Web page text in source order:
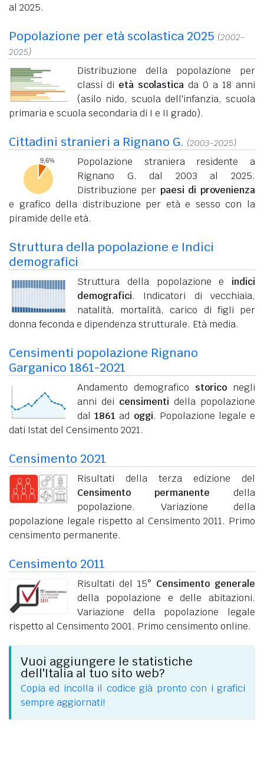
al 2025.
Popolazione per età scolastica 2025 (2002-
2025)
Distribuzione della popolazione per
classi di età scolastica da 0 a 18 anni
(asilo nido, scuola dell'infanzia, scuola
primaria e scuola secondaria di I e II grado).
Cittadini stranieri a Rignano G. (2003-2025)
Popolazione straniera residente a
Rignano G. dal 2003 al 2025.
Distribuzione per paesi di provenienza
e grafico della distribuzione per età e sesso con la
piramide delle età.
Struttura della popolazione e Indici
demografici
Struttura della popolazione e indici
demografici. Indicatori di vecchiaia,
natalità, mortalità, carico di figli per
donna feconda e dipendenza strutturale. Età media.
Censimenti popolazione Rignano
Garganico 1861-2021
Andamento demografico storico negli
anni dei censimenti della popolazione
dal1861 ad oggi. Popolazione legale e
dati Istat del Censimento 2021.
Censimento 2021
Risultati della terza edizione del
Censimento permanente della
popolazione. Variazione della
popolazione legale rispetto al Censimento 2011. Primo
censimento permanente.
Censimento 2011
Risultati del 15° Censimento generale
della popolazione e delle abitazioni.
Variazione della popolazione legale
rispetto al Censimento 2001. Primo censimento online.
Vuoi aggiungere le statistiche
dell'Italia al tuo sito web?
Copia ed incolla il codice già pronto con i grafici
sempre aggiornati!